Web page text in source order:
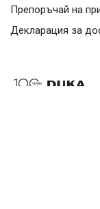
Препоръчай на
Декларация за